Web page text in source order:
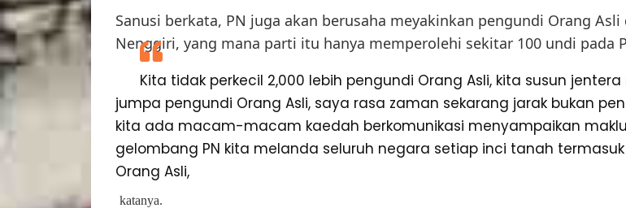
Sanusi berkata, PN juga akan berusaha meyakinkan pengundi Orang Asli
Nenggiri, yang mana parti itu hanya memperolehi sekitar 100 undi pada
Kita tidak perkecil 2,000 lebih pengundi Orang Asli, kita susun
jumpa pengundi Orang Asli, saya rasa zaman sekarang jarak bukan
kita ada macam-macam kaedah berkomunikasi menyampaikan
gelombang PN kita melanda seluruh negara setiap inci tanah
Orang Asli,
katanya.